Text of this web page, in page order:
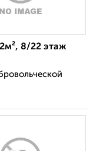
8/22 этаж